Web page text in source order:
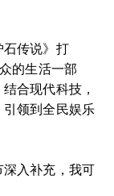
石传说》打
的生活一部
合现代科技，
领到全民娱乐
入补充，我可